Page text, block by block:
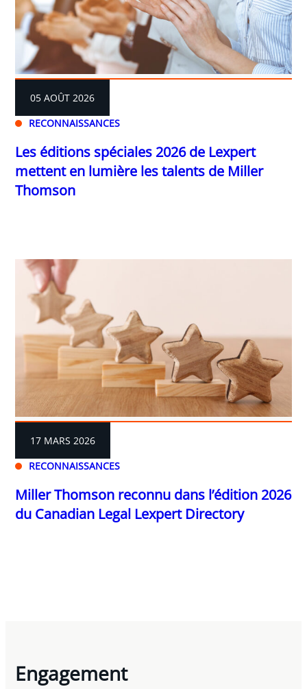
RECONNAISSANCES
05 AOÛT 2026
Les éditions spéciales 2026 de Lexpert
mettent en lumière les talents de Miller
Thomson
RECONNAISSANCES
17 MARS 2026
Miller Thomson reconnu dans l’édition 2026
du Canadian Legal Lexpert Directory
Engagement